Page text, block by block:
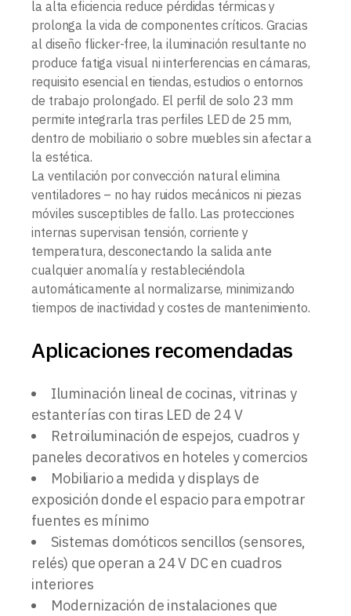
la alta eficiencia reduce pérdidas térmicas y
prolonga la vida de componentes críticos. Gracias
al diseño flicker-free, la iluminación resultante no
produce fatiga visual ni interferencias en cámaras,
requisito esencial en tiendas, estudios o entornos
de trabajo prolongado. El perfil de solo 23 mm
permite integrarla tras perfiles LED de 25 mm,
dentro de mobiliario o sobre muebles sin afectar a
la estética.
La ventilación por convección natural elimina
ventiladores – no hay ruidos mecánicos ni piezas
móviles susceptibles de fallo. Las protecciones
internas supervisan tensión, corriente y
temperatura, desconectando la salida ante
cualquier anomalía y restableciéndola
automáticamente al normalizarse, minimizando
tiempos de inactividad y costes de mantenimiento.
Aplicaciones recomendadas
Iluminación lineal de cocinas, vitrinas y
estanterías con tiras LED de 24 V
Retroiluminación de espejos, cuadros y
paneles decorativos en hoteles y comercios
Mobiliario a medida y displays de
exposición donde el espacio para empotrar
fuentes es mínimo
Sistemas domóticos sencillos (sensores,
relés) que operan a 24 V DC en cuadros
interiores
Modernización de instalaciones que